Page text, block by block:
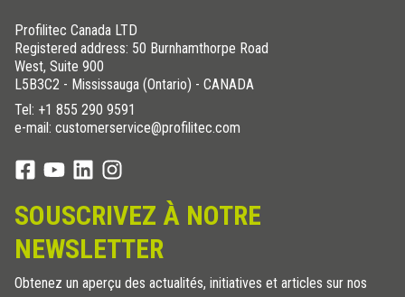
Profilitec Canada LTD
Registered address: 50 Burnhamthorpe Road
West, Suite 900
L5B3C2 - Mississauga (Ontario) - CANADA
Tel: +1 855 290 9591
e-mail: customerservice@profilitec.com
SOUSCRIVEZ À NOTRE
NEWSLETTER
Obtenez un aperçu des actualités, initiatives et articles sur nos